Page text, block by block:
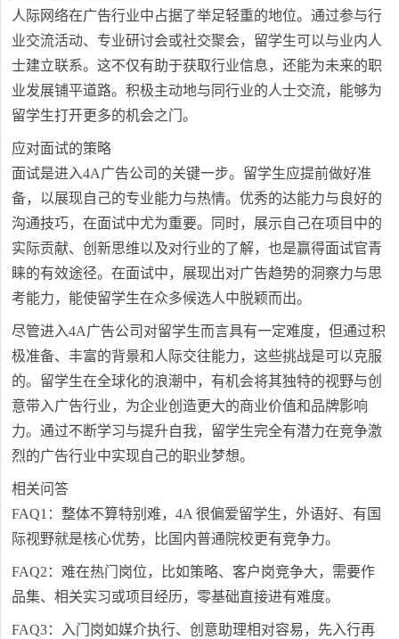
人际网络在广告行业中占据了举足轻重的地位。通过参与行
业交流活动、专业研讨会或社交聚会，留学生可以与业内人
士建立联系。这不仅有助于获取行业信息，还能为未来的职
业发展铺平道路。积极主动地与同行业的人士交流，能够为
留学生打开更多的机会之门。
应对面试的策略
面试是进入4A广告公司的关键一步。留学生应提前做好准
备，以展现自己的专业能力与热情。优秀的达能力与良好的
沟通技巧，在面试中尤为重要。同时，展示自己在项目中的
实际贡献、创新思维以及对行业的了解，也是赢得面试官青
睐的有效途径。在面试中，展现出对广告趋势的洞察力与思
考能力，能使留学生在众多候选人中脱颖而出。
尽管进入4A广告公司对留学生而言具有一定难度，但通过积
极准备、丰富的背景和人际交往能力，这些挑战是可以克服
的。留学生在全球化的浪潮中，有机会将其独特的视野与创
意带入广告行业，为企业创造更大的商业价值和品牌影响
力。通过不断学习与提升自我，留学生完全有潜力在竞争激
烈的广告行业中实现自己的职业梦想。
相关问答
FAQ1：整体不算特别难，4A 很偏爱留学生，外语好、有国
际视野就是核心优势，比国内普通院校更有竞争力。
FAQ2：难在热门岗位，比如策略、客户岗竞争大，需要作
品集、相关实习或项目经历，零基础直接进有难度。
FAQ3：入门岗如媒介执行、创意助理相对容易，先入行再